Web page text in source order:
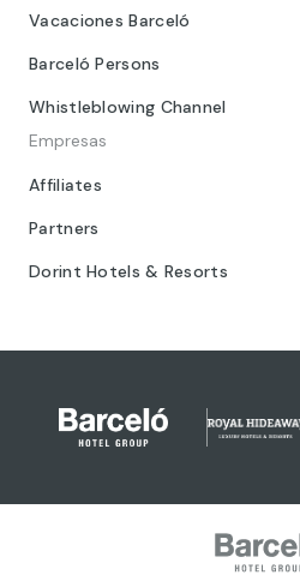
Vacaciones Barceló
Barceló Persons
Whistleblowing Channel
Empresas
Affiliates
Partners
Dorint Hotels & Resorts